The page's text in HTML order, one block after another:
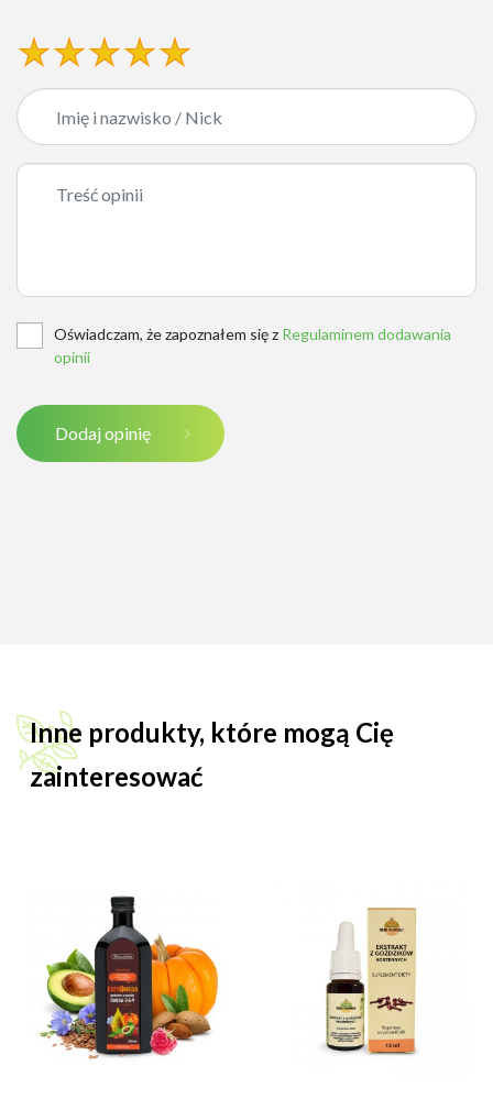
Oświadczam, że zapoznałem się z Regulaminem dodawania
opinii
Dodaj opinię
Inne produkty, które mogą Cię
zainteresować